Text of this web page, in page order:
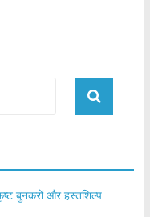
बुनकरों और हस्तशिल्प